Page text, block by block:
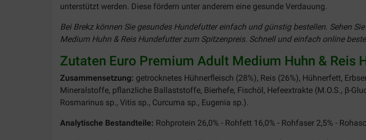
unterstützt werden. Diese fördern unter anderem eine gesunde Verdauung.
Bei Brekz können Sie gesundes Hundefutter einfach und günstig bestellen. Sehen
Medium Huhn & Reis Hundefutter zum Spitzenpreis. Schnell und einfach online
Zutaten Euro Premium Adult Medium Huhn & Reis
Zusammensetzung: getrocknetes Hühnerfleisch (28%), Reis (26%), Hühnerfett,
Mineralstoffe, pflanzliche Ballaststoffe, Bierhefe, Fischöl, Hefeextrakte (M.O.S., β-
Rosmarinus sp., Vitis sp., Curcuma sp., Eugenia sp.).
Analytische Bestandteile: Rohprotein 26,0% - Rohfett 16,0% - Rohfaser 2,5% -